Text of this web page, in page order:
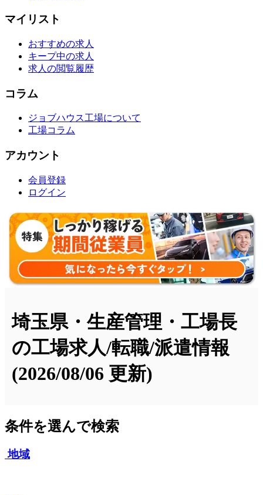
マイリスト
おすすめの求人
キープ中の求人
求人の閲覧履歴
コラム
ジョブハウス工場について
工場コラム
アカウント
会員登録
ログイン
埼玉県・生産管理・工場長
の工場求人/転職/派遣情報
(2026/08/06 更新)
条件を選んで検索
地域